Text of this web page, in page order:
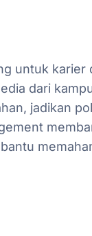
untuk karier
dari
jadikan